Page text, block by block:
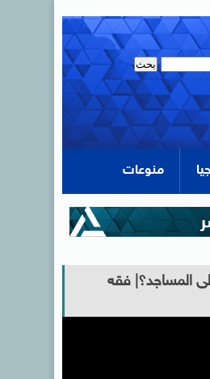
منوعات
المساجد؟| فقه